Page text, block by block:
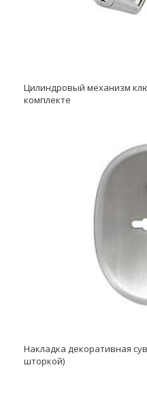
Цилиндровый механизм
комплекте
Накладка декоративная
шторкой)